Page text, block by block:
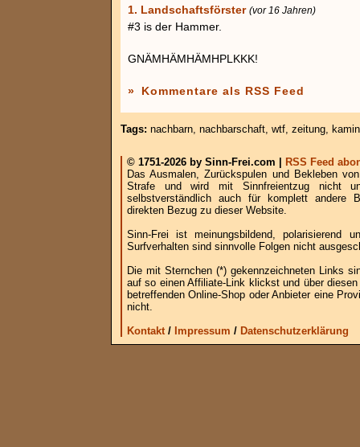
1. Landschaftsförster (vor 16 Jahren)
#3 is der Hammer.
GNÄMHÄMHÄMHPLKKK!
» Kommentare als RSS Feed
Tags: nachbarn, nachbarschaft, wtf, zeitung, kamin
© 1751-2026 by Sinn-Frei.com |
RSS Feed
Das Ausmalen, Zurückspulen und Bekleben
Strafe und wird mit Sinnfreientzug nicht
selbstverständlich auch für komplett andere
direkten Bezug zu dieser Website.
Sinn-Frei ist meinungsbildend, polarisierend
Surfverhalten sind sinnvolle Folgen nicht
Die mit Sternchen (*) gekennzeichneten Links
auf so einen Affiliate-Link klickst und über
betreffenden Online-Shop oder Anbieter eine
nicht.
Kontakt/ Impressum / Datenschutzerklärung